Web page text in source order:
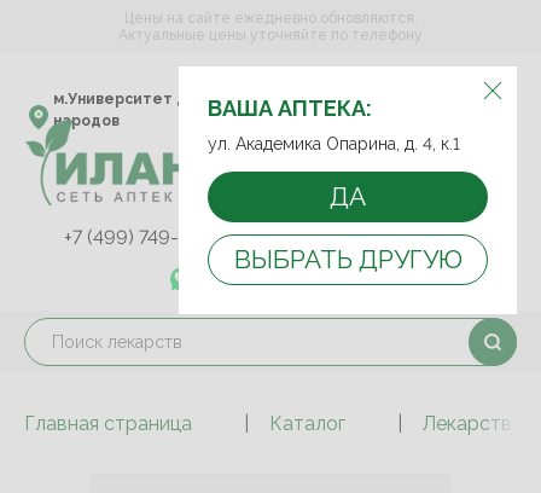
ВЫБЕРИТЕ АПТЕКУ:
м.Университет дружбы
народов
ул. Академика Опарина,
д. 4, к.1
ВАША АПТЕКА:
ул. Академика Опарина, д. 4, к.1
ДА
ВЫБРАТЬ ДРУГУЮ
Цены на сайте ежедневно обновляются.
Актуальные цены уточняйте по телефону
+7 (499) 749-75-92
+7 (499) 749-74-89
+7 (989) 579-78-73
Главная страница Каталог